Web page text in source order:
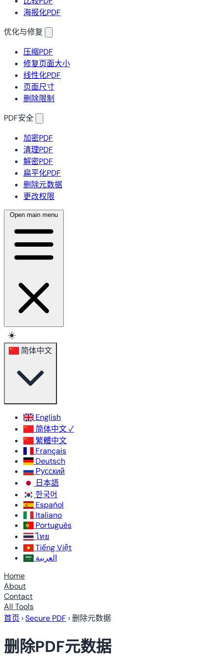
海报化PDF
优化与修复
压缩PDF
修复页面大小
线性化PDF
页面尺寸
删除限制
PDF安全
加密PDF
清理PDF
解密PDF
扁平化PDF
删除元数据
更改权限
Open main menu
☀️
简体中文
English
简体中文 ✓
繁體中文
Français
Deutsch
Русский
日本語
한국어
Español
Italiano
Português
ไทย
Tiếng Việt
العربية
Home
About
Contact
All Tools
首页 ›Secure PDF ›删除元数据
删除PDF元数据